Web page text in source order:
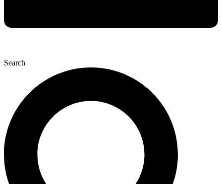
Search